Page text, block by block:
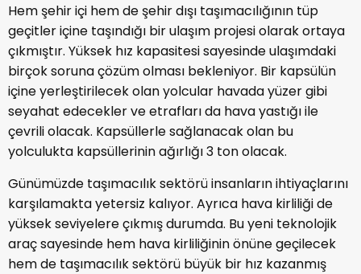
Hem şehir içi hem de şehir dışı taşımacılığının tüp
geçitler içine taşındığı bir ulaşım projesi olarak ortaya
çıkmıştır. Yüksek hız kapasitesi sayesinde ulaşımdaki
birçok soruna çözüm olması bekleniyor. Bir kapsülün
içine yerleştirilecek olan yolcular havada yüzer gibi
seyahat edecekler ve etrafları da hava yastığı ile
çevrili olacak. Kapsüllerle sağlanacak olan bu
yolculukta kapsüllerinin ağırlığı 3 ton olacak.
Günümüzde taşımacılık sektörü insanların ihtiyaçlarını
karşılamakta yetersiz kalıyor. Ayrıca hava kirliliği de
yüksek seviyelere çıkmış durumda. Bu yeni teknolojik
araç sayesinde hem hava kirliliğinin önüne geçilecek
hem de taşımacılık sektörü büyük bir hız kazanmış